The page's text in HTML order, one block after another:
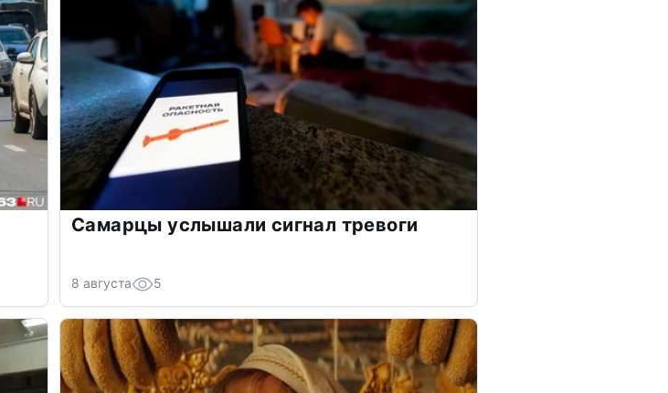
Самарцы услышали сигнал тревоги
8 августа 5